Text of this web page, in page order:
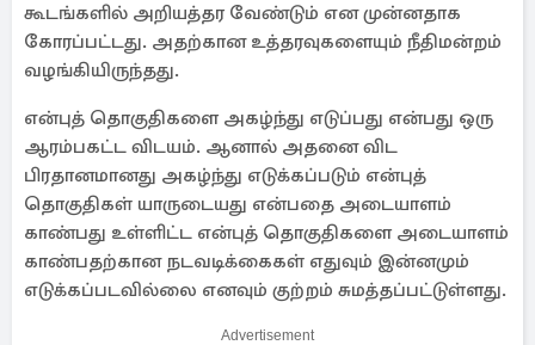
கூடங்களில் அறியத்தர வேண்டும் என முன்னதாக
கோரப்பட்டது. அதற்கான உத்தரவுகளையும் நீதிமன்றம்
வழங்கியிருந்தது.
என்புத் தொகுதிகளை அகழ்ந்து எடுப்பது என்பது ஒரு
ஆரம்பகட்ட விடயம். ஆனால் அதனை விட
பிரதானமானது அகழ்ந்து எடுக்கப்படும் என்புத்
தொகுதிகள் யாருடையது என்பதை அடையாளம்
காண்பது உள்ளிட்ட என்புத் தொகுதிகளை அடையாளம்
காண்பதற்கான நடவடிக்கைகள் எதுவும் இன்னமும்
எடுக்கப்படவில்லை எனவும் குற்றம் சுமத்தப்பட்டுள்ளது.
Advertisement